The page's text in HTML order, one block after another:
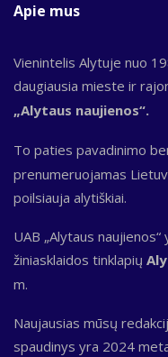
Apie mus
Vienintelis Alytuje nuo
daugiausia mieste ir
„Alytaus naujienos“.
To paties pavadinimo
prenumeruojamas
poilsiauja alytiškiai.
UAB „Alytaus
žiniasklaidos tinklapių
m.
Naujausias mūsų
spaudinys yra 2024